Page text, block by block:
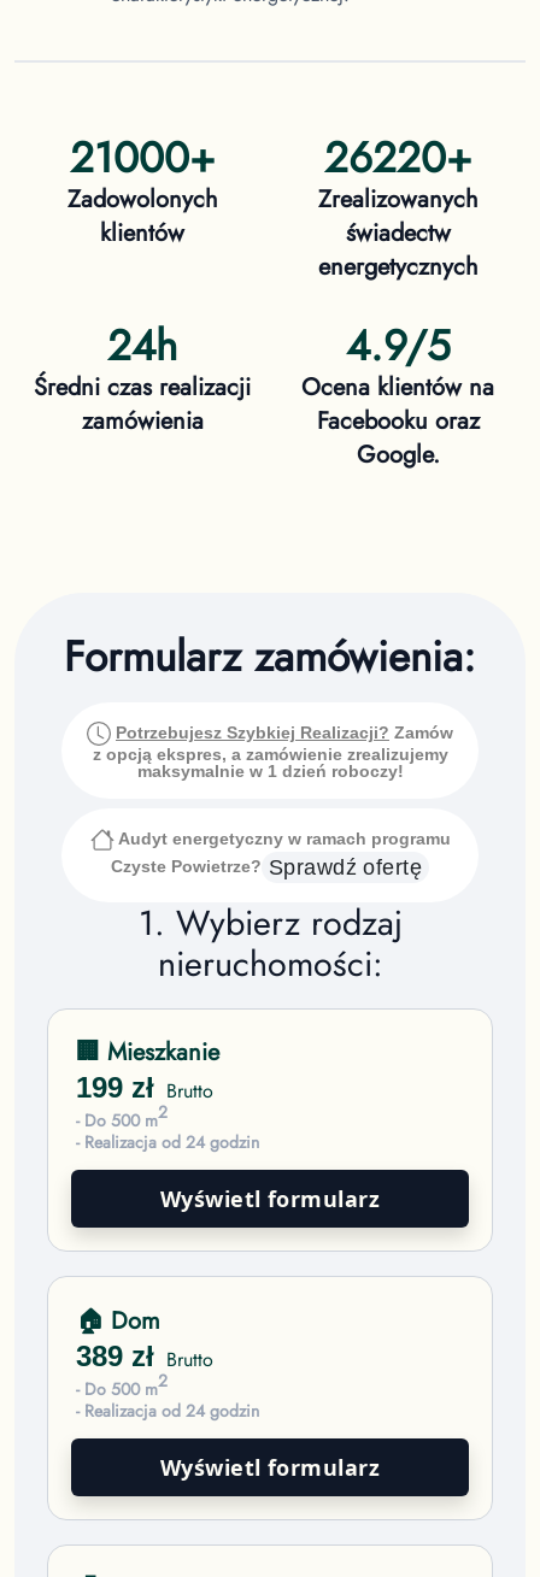
21000+
Zadowolonych
klientów
26220+
Zrealizowanych
świadectw
energetycznych
24h
Średni czas realizacji
zamówienia
4.9/5
Ocena klientów na
Facebooku oraz
Google.
Formularz zamówienia:
Potrzebujesz Szybkiej Realizacji? Zamów
z opcją ekspres, a zamówienie zrealizujemy
maksymalnie w 1 dzień roboczy!
Audyt energetyczny w ramach programu
Czyste Powietrze? Sprawdź ofertę
1. Wybierz rodzaj
nieruchomości:
🏢 Mieszkanie
199 zł Brutto
- Do 500 m2
- Realizacja od 24 godzin
Wyświetl formularz
🏠 Dom
389 zł Brutto
- Do 500 m2
- Realizacja od 24 godzin
Wyświetl formularz